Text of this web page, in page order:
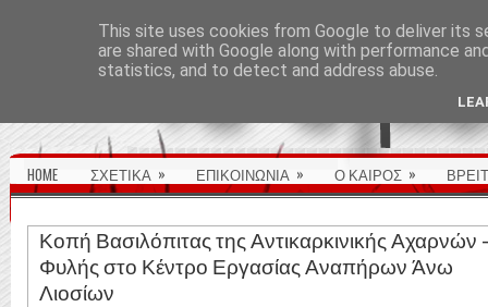
HOME ΣΧΕΤΙΚΑ » ΕΠΙΚΟΙΝΩΝΙΑ » Ο ΚΑΙΡΟΣ »
Κοπή Βασιλόπιτας της Αντικαρκινικής Αχαρνών
Φυλής στο Κέντρο Εργασίας Αναπήρων Άνω
Λιοσίων
This site uses cookies from Google to deliver its
are shared with Google along with performance
statistics, and to detect and address abuse.